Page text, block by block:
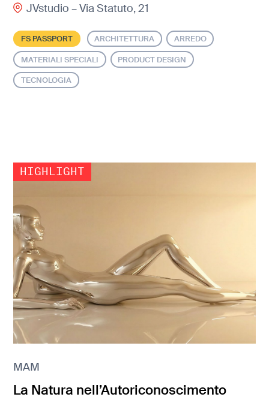
JVstudio – Via Statuto, 21
FS PASSPORT ARCHITETTURA ARREDO
MATERIALI SPECIALI PRODUCT DESIGN
TECNOLOGIA
MAM
La Natura nell’Autoriconoscimento